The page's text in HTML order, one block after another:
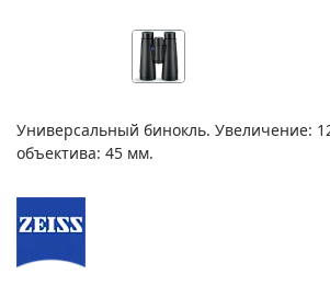
Универсальный бинокль. Увеличение:
объектива: 45 мм.